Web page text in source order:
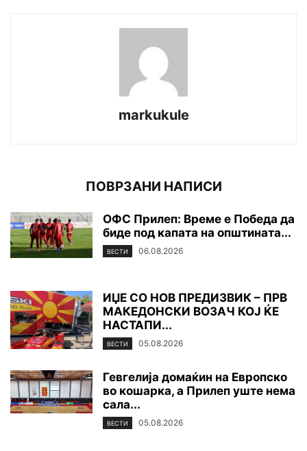
markukule
ПОВРЗАНИ НАПИСИ
ОФС Прилеп: Време е Победа да
биде под капата на општината...
ВЕСТИ 06.08.2026
ИЏЕ СО НОВ ПРЕДИЗВИК – ПРВ
МАКЕДОНСКИ ВОЗАЧ КОЈ ЌЕ
НАСТАПИ...
ВЕСТИ 05.08.2026
Гевгелија домаќин на Европско
во кошарка, а Прилеп уште нема
сала...
ВЕСТИ 05.08.2026